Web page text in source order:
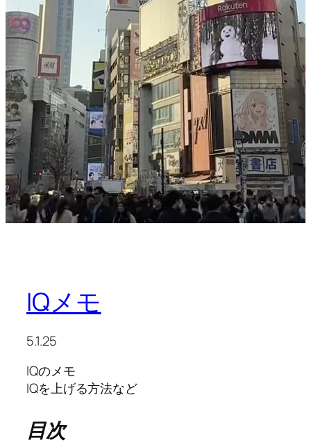
IQメモ
5.1.25
IQのメモ
IQを上げる方法など
目次